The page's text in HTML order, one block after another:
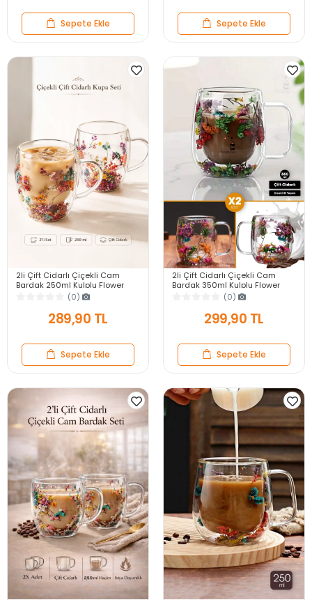
Sepete Ekle Sepete Ekle
2li Çift Cidarlı Çiçekli Cam
Bardak 250ml Kulplu Flower
Cup Meşrubat El Yapımı Kahve
Sunum Bardağı
(0)
289,90 TL
Sepete Ekle
2li Çift Cidarlı Çiçekli Cam
Bardak 350ml Kulplu Flower
Cup Meşrubat El Yapımı Kahve
Sunum Bardağı
(0)
299,90 TL
Sepete Ekle